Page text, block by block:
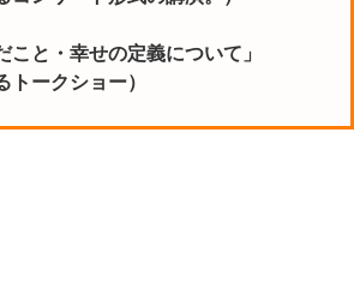
こと・幸せの定義について」
トークショー）